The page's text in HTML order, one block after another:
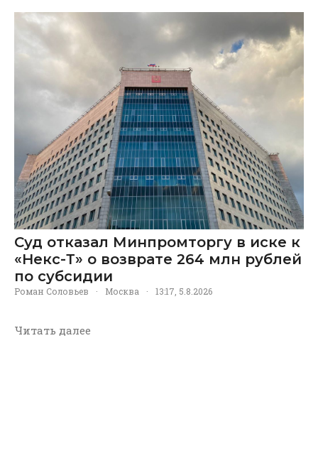
Суд отказал Минпромторгу в иске к
«Некс-Т» о возврате 264 млн рублей
по субсидии
Роман Соловьев · Москва · 13:17, 5.8.2026
Читать далее